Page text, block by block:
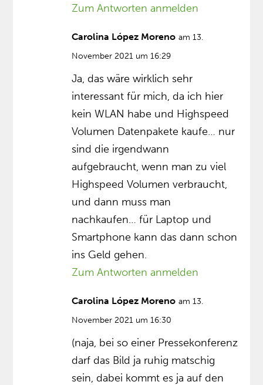
Zum Antworten anmelden
Carolina López Moreno am 13.
November 2021 um 16:29
Ja, das wäre wirklich sehr
interessant für mich, da ich hier
kein WLAN habe und Highspeed
Volumen Datenpakete kaufe… nur
sind die irgendwann
aufgebraucht, wenn man zu viel
Highspeed Volumen verbraucht,
und dann muss man
nachkaufen… für Laptop und
Smartphone kann das dann schon
ins Geld gehen.
Zum Antworten anmelden
Carolina López Moreno am 13.
November 2021 um 16:30
(naja, bei so einer Pressekonferenz
darf das Bild ja ruhig matschig
sein, dabei kommt es ja auf den